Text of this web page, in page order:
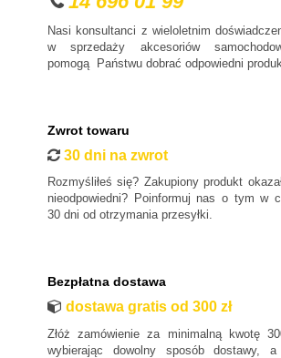
Honda
Jaguar
Jeep
MAN
Nasi konsultanci z wieloletnim
w sprzedaży akcesoriów
pomogą Państwu dobrać odpowiedni
Zwrot towaru
30 dni na zwrot
Rozmyśliłeś się? Zakupiony produkt
nieodpowiedni? Poinformuj nas o tym w
30 dni od otrzymania przesyłki.
Bezpłatna dostawa
dostawa gratis od 300 zł
Złóż zamówienie za minimalną kwotę
wybierając dowolny sposób dostawy,